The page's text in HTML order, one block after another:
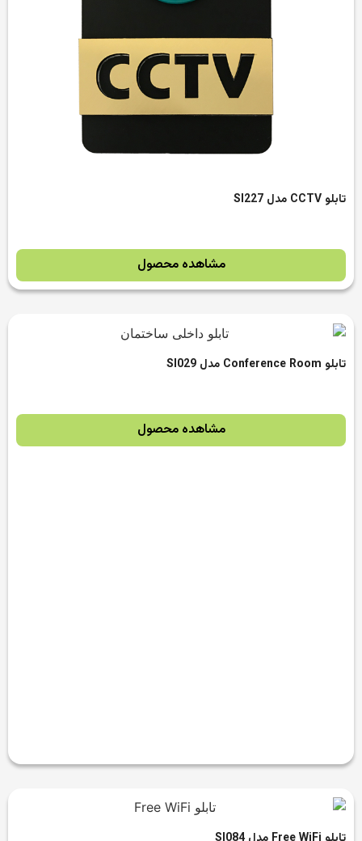
تابلو CCTV مدل SI227
مشاهده محصول
تابلو Conference Room مدل SI029
مشاهده محصول